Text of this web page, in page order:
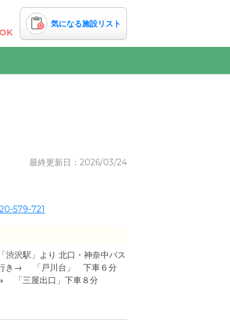
0 気になる施設リスト
最終更新日：2026/03/24
579-721
渋沢駅」より 北口・神奈中バス
行き→ 「戸川台」 下車６分
「三屋出口」下車８分